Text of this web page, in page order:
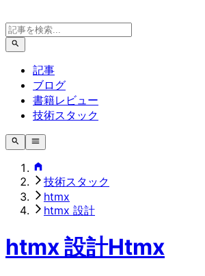
記事
ブログ
書籍レビュー
技術スタック
技術スタック
htmx
htmx 設計
htmx 設計Htmx